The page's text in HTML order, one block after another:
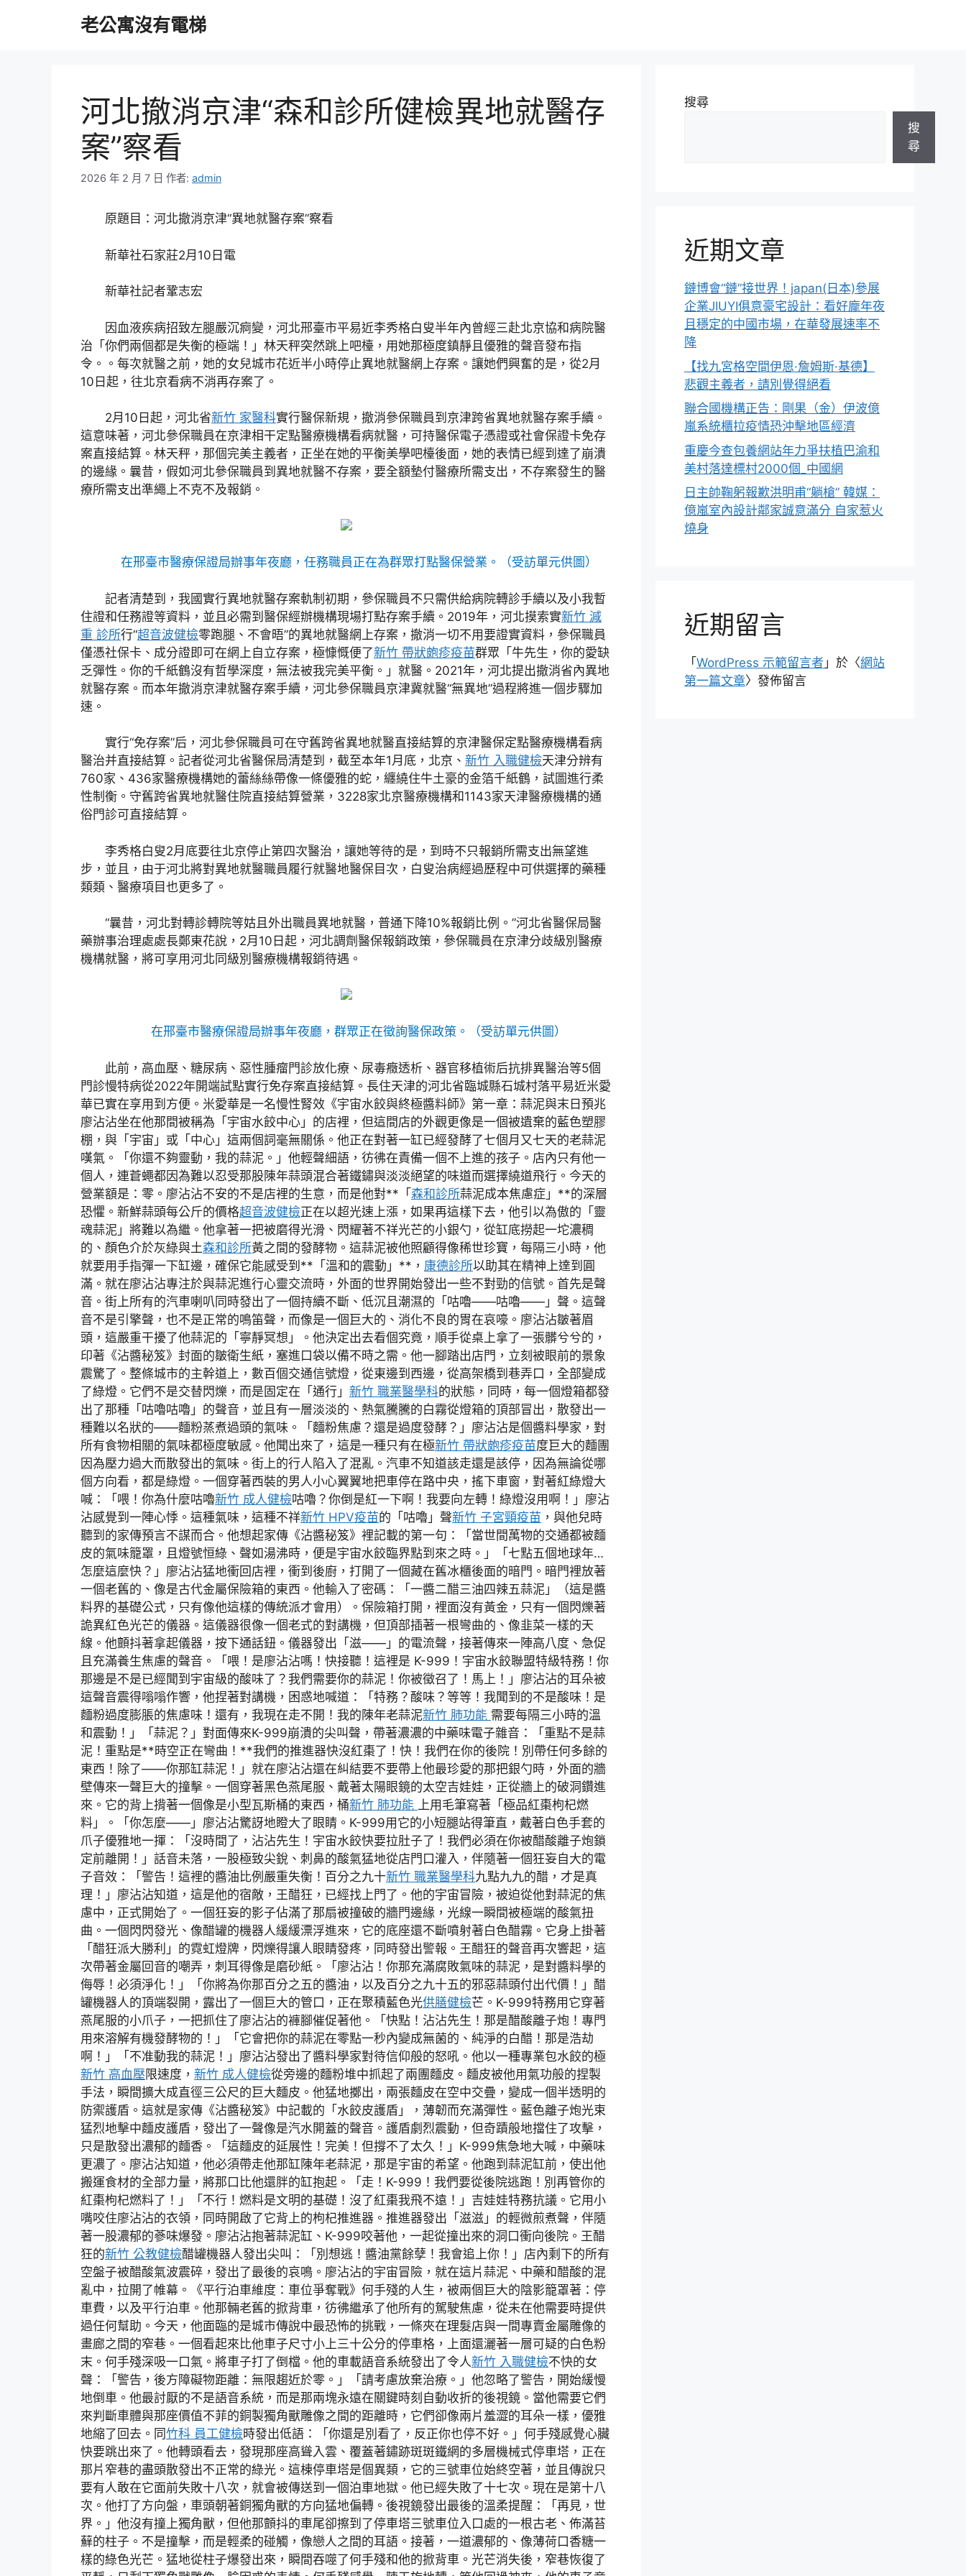
老公寓沒有電梯
河北撤消京津“森和診所健檢異地就醫存
案”察看
2026 年 2 月 7 日 作者: admin
原題目：河北撤消京津“異地就醫存案”察看
新華社石家莊2月10日電
新華社記者鞏志宏
因血液疾病招致左腿嚴沉痾變，河北邢臺市平易近李秀格白叟半年內曾經三赴北京協和病院醫
治「你們兩個都是失衡的極端！」林天秤突然跳上吧檯，用她那極度鎮靜且優雅的聲音發布指
令。。每次就醫之前，她的女兒城市花近半小時停止異地就醫網上存案。讓她們興奮的是，從2月
10日起，往北京看病不消再存案了。
2月10日起，河北省新竹 家醫科實行醫保新規，撤消參保職員到京津跨省異地就醫存案手續。
這意味著，河北參保職員在京津相干定點醫療機構看病就醫，可持醫保電子憑證或社會保證卡免存
案直接結算。林天秤，那個完美主義者，正坐在她的平衡美學吧檯後面，她的表情已經到達了崩潰
的邊緣。曩昔，假如河北參保職員到異地就醫不存案，要全額墊付醫療所需支出，不存案發生的醫
療所需支出準繩上不克不及報銷。
在邢臺市醫療保證局辦事年夜廳，任務職員正在為群眾打點醫保營業。（受訪單元供圖）
記者清楚到，我國實行異地就醫存案軌制初期，參保職員不只需供給病院轉診手續以及小我暫
住證和任務證等資料，並且必需到醫保經辦機構現場打點存案手續。2019年，河北摸索實新竹 減
重 診所行“超音波健檢零跑腿、不會晤”的異地就醫網上存案，撤消一切不用要證實資料，參保職員
僅憑社保卡、成分證即可在網上自立存案，極慷慨便了新竹 帶狀皰疹疫苗群眾「牛先生，你的愛缺
乏彈性。你的千紙鶴沒有哲學深度，無法被我完美平衡。」就醫。2021年，河北提出撤消省內異地
就醫存案。而本年撤消京津就醫存案手續，河北參保職員京津冀就醫“無異地”過程將進一個步驟加
速。
實行“免存案”后，河北參保職員可在守舊跨省異地就醫直接結算的京津醫保定點醫療機構看病
醫治并直接結算。記者從河北省醫保局清楚到，截至本年1月底，北京、 新竹 入職健檢天津分辨有
760家、436家醫療機構她的蕾絲絲帶像一條優雅的蛇，纏繞住牛土豪的金箔千紙鶴，試圖進行柔
性制衡。守舊跨省異地就醫住院直接結算營業，3228家北京醫療機構和1143家天津醫療機構的通
俗門診可直接結算。
李秀格白叟2月底要往北京停止第四次醫治，讓她等待的是，到時不只報銷所需支出無望進
步，並且，由于河北將對異地就醫職員履行就醫地醫保目次，白叟治病經過歷程中可供選擇的藥種
類類、醫療項目也更多了。
“曩昔，河北對轉診轉院等姑且外出職員異地就醫，普通下降10%報銷比例。”河北省醫保局醫
藥辦事治理處處長鄭東花說，2月10日起，河北調劑醫保報銷政策，參保職員在京津分歧級別醫療
機構就醫，將可享用河北同級別醫療機構報銷待遇。
在邢臺市醫療保證局辦事年夜廳，群眾正在徵詢醫保政策。（受訪單元供圖）
此前，高血壓、糖尿病、惡性腫瘤門診放化療、尿毒癥透析、器官移植術后抗排異醫治等5個
門診慢特病從2022年開端試點實行免存案直接結算。長住天津的河北省臨城縣石城村落平易近米愛
華已實在享用到方便。米愛華是一名慢性腎效《宇宙水餃與終極醬料師》第一章：蒜泥與末日預兆
廖沾沾坐在他那間被稱為「宇宙水餃中心」的店裡，但這間店的外觀更像是一個被遺棄的藍色塑膠
棚，與「宇宙」或「中心」這兩個詞毫無關係。他正在對著一缸已經發酵了七個月又七天的老蒜泥
嘆氣。「你還不夠靈動，我的蒜泥。」他輕聲細語，彷彿在責備一個不上進的孩子。店內只有他一
個人，連蒼蠅都因為難以忍受那股陳年蒜頭混合著鐵鏽與淡淡絕望的味道而選擇繞道飛行。今天的
營業額是：零。廖沾沾不安的不是店裡的生意，而是他對**「森和診所蒜泥成本焦慮症」**的深層
恐懼。新鮮蒜頭每公斤的價格超音波健檢正在以超光速上漲，如果再這樣下去，他引以為傲的「靈
魂蒜泥」將難以為繼。他拿著一把被磨得光滑、閃耀著不祥光芒的小銀勺，從缸底撈起一坨濃稠
的、顏色介於灰綠與土森和診所黃之間的發酵物。這蒜泥被他照顧得像稀世珍寶，每隔三小時，他
就要用手指彈一下缸邊，確保它能感受到**「溫和的震動」**， 康德診所以助其在精神上達到圓
滿。就在廖沾沾專注於與蒜泥進行心靈交流時，外面的世界開始發出一些不對勁的信號。首先是聲
音。街上所有的汽車喇叭同時發出了一個持續不斷、低沉且潮濕的「咕嚕——咕嚕——」聲。這聲
音不是引擎聲，也不是正常的鳴笛聲，而像是一個巨大的、消化不良的胃在哀嚎。廖沾沾皺著眉
頭，這嚴重干擾了他蒜泥的「寧靜冥想」。他決定出去看個究竟，順手從桌上拿了一張髒兮兮的，
印著《沾醬秘笈》封面的皺衛生紙，塞進口袋以備不時之需。他一腳踏出店門，立刻被眼前的景象
震驚了。整條城市的主幹道上，數百個交通信號燈，從東邊到西邊，從高架橋到巷弄口，全部變成
了綠燈。它們不是交替閃爍，而是固定在「通行」 新竹 職業醫學科的狀態，同時，每一個燈箱都發
出了那種「咕嚕咕嚕」的聲音，並且有一層淡淡的、熱氣騰騰的白霧從燈箱的頂部冒出，散發出一
種難以名狀的——麵粉蒸煮過頭的氣味。「麵粉焦慮？還是過度發酵？」廖沾沾是個醬料學家，對
所有食物相關的氣味都極度敏感。他聞出來了，這是一種只有在極新竹 帶狀皰疹疫苗度巨大的麵團
因為壓力過大而散發出的氣味。街上的行人陷入了混亂。汽車不知道該走還是該停，因為無論從哪
個方向看，都是綠燈。一個穿著西裝的男人小心翼翼地把車停在路中央，搖下車窗，對著紅綠燈大
喊：「喂！你為什麼咕嚕新竹 成人健檢咕嚕？你倒是紅一下啊！我要向左轉！綠燈沒用啊！」廖沾
沾感覺到一陣心悸。這種氣味，這種不祥新竹 HPV疫苗的「咕嚕」聲新竹 子宮頸疫苗 ，與他兒時
聽到的家傳預言不謀而合。他想起家傳《沾醬秘笈》裡記載的第一句：「當世間萬物的交通都被麵
皮的氣味籠罩，且燈號恒綠、聲如湯沸時，便是宇宙水餃臨界點到來之時。」「七點五個地球年…
怎麼這麼快？」廖沾沾猛地衝回店裡，衝到後廚，打開了一個藏在舊冰櫃後面的暗門。暗門裡放著
一個老舊的、像是古代金屬保險箱的東西。他輸入了密碼：「一醬二醋三油四辣五蒜泥」（這是醬
料界的基礎公式，只有像他這樣的傳統派才會用）。保險箱打開，裡面沒有黃金，只有一個閃爍著
詭異紅色光芒的儀器。這儀器很像一個老式的對講機，但頂部插著一根彎曲的、像韭菜一樣的天
線。他顫抖著拿起儀器，按下通話鈕。儀器發出「滋——」的電流聲，接著傳來一陣高八度、急促
且充滿養生焦慮的聲音。「喂！是廖沾沾嗎！快接聽！這裡是 K-999！宇宙水餃聯盟特級特務！你
那邊是不是已經聞到宇宙級的酸味了？我們需要你的蒜泥！你被徵召了！馬上！」廖沾沾的耳朵被
這聲音震得嗡嗡作響，他捏著對講機，困惑地喊道：「特務？酸味？等等！我聞到的不是酸味！是
麵粉過度膨脹的焦慮味！還有，我現在走不開！我的陳年老蒜泥新竹 肺功能 需要每隔三小時的溫
和震動！」「蒜泥？」對面傳來K-999崩潰的尖叫聲，帶著濃濃的中藥味電子雜音：「重點不是蒜
泥！重點是**時空正在彎曲！**我們的推進器快沒紅棗了！快！我們在你的後院！別帶任何多餘的
東西！除了——你那缸蒜泥！」就在廖沾沾還在糾結要不要帶上他最珍愛的那把銀勺時，外面的牆
壁傳來一聲巨大的撞擊。一個穿著黑色燕尾服、戴著太陽眼鏡的太空吉娃娃，正從牆上的破洞鑽進
來。它的背上揹著一個像是小型瓦斯桶的東西，桶新竹 肺功能
上用毛筆寫著「極品紅棗枸杞燃
料」。「你怎麼——」廖沾沾驚訝地瞪大了眼睛。K-999用它的小短腿站得筆直，戴著白色手套的
爪子優雅地一揮：「沒時間了，沾沾先生！宇宙水餃快要拉肚子了！我們必須在你被醋酸離子炮鎖
定前離開！」話音未落，一股極致尖銳、刺鼻的酸氣猛地從店門口灌入，伴隨著一個狂妄自大的電
子音效：「警告！這裡的醬油比例嚴重失衡！百分之九十新竹 職業醫學科九點九九的醋，才是真
理！」廖沾沾知道，這是他的宿敵，王醋狂，已經找上門了。他的宇宙冒險，被迫從他對蒜泥的焦
慮中，正式開始了。一個狂妄的影子佔滿了那扇被撞破的牆門邊緣，光線一瞬間被極端的酸氣扭
曲。一個閃閃發光、像醋罐的機器人緩緩漂浮進來，它的底座還不斷噴射著白色醋霧。它身上掛著
「醋狂派大勝利」的霓虹燈牌，閃爍得讓人眼睛發疼，同時發出警報。王醋狂的聲音再次響起，這
次帶著金屬回音的嘲弄，刺耳得像是磨砂紙。「廖沾沾！你那充滿腐敗氣味的蒜泥，是對醬料學的
侮辱！必須淨化！」「你將為你那百分之五的醬油，以及百分之九十五的邪惡蒜頭付出代價！」醋
罐機器人的頂端裂開，露出了一個巨大的管口，正在聚積藍色光供膳健檢芒。K-999特務用它穿著
燕尾服的小爪子，一把抓住了廖沾沾的褲腳催促著他。「快點！沾沾先生！那是醋酸離子炮！專門
用來溶解有機發酵物的！」「它會把你的蒜泥在零點一秒內變成無菌的、純淨的白醋！那是浩劫
啊！」「不准動我的蒜泥！」廖沾沾發出了醬料學家對待信仰般的怒吼。他以一種專業包水餃的極
新竹 高血壓限速度， 新竹 成人健檢從旁邊的麵粉堆中抓起了兩團麵皮。麵皮被他用氣功般的捏製
手法，瞬間擴大成直徑三公尺的巨大麵皮。他猛地擲出，兩張麵皮在空中交疊，變成一個半透明的
防禦護盾。這就是家傳《沾醬秘笈》中記載的「水餃皮護盾」，薄韌而充滿彈性。藍色離子炮光束
猛烈地擊中麵皮護盾，發出了一聲像是汽水開蓋的聲音。護盾劇烈震動，但奇蹟般地擋住了攻擊，
只是散發出濃郁的麵香。「這麵皮的延展性！完美！但撐不了太久！」K-999焦急地大喊，中藥味
更濃了。廖沾沾知道，他必須帶走他那缸陳年老蒜泥，那是宇宙的希望。他跑到蒜泥缸前，使出他
搬運食材的全部力量，將那口比他還胖的缸抱起。「走！K-999！我們要從後院逃跑！別再管你的
紅棗枸杞燃料了！」「不行！燃料是文明的基礎！沒了紅棗我飛不遠！」吉娃娃特務抗議。它用小
嘴咬住廖沾沾的衣領，同時開啟了它背上的枸杞推進器。推進器發出「滋滋」的輕微煎煮聲，伴隨
著一股濃郁的蔘味爆發。廖沾沾抱著蒜泥缸、K-999咬著他，一起從撞出來的洞口衝向後院。王醋
狂的新竹 公教健檢醋罐機器人發出尖叫：「別想逃！醬油黨餘孽！我會追上你！」店內剩下的所有
空盤子被醋酸氣波震碎，發出了最後的哀鳴。廖沾沾的宇宙冒險，就在這片蒜泥、中藥和醋酸的混
亂中，拉開了帷幕。《平行泊車維度：車位爭奪戰》何手殘的人生，被兩個巨大的陰影籠罩著：停
車費，以及平行泊車。他那輛老舊的掀背車，彷彿繼承了他所有的駕駛焦慮，從未在他需要時提供
過任何幫助。今天，他面臨的是城市傳說中最恐怖的挑戰，一條夾在理髮店與一間專賣金屬雕像的
畫廊之間的窄巷。一個看起來比他車子尺寸小上三十公分的停車格，上面還灑著一層可疑的白色粉
末。何手殘深吸一口氣。將車子打了倒檔。他的車載語音系統發出了令人新竹 入職健檢不快的女
聲：「警告，後方障礙物距離：無限趨近於零。」「請考慮放棄治療。」他忽略了警告，開始緩慢
地倒車。他最討厭的不是語音系統，而是那兩塊永遠在關鍵時刻自動收折的後視鏡。當他需要它們
來判斷車體與那座價值不菲的銅製獨角獸雕像之間的距離時，它們卻像兩片羞澀的耳朵一樣，優雅
地縮了回去。同竹科 員工健檢時發出低語：「你還是別看了，反正你也停不好。」何手殘感覺心臟
快要跳出來了。他轉頭看去，發現那座高聳入雲、覆蓋著鏽跡斑斑鐵網的多層機械式停車塔，正在
那片窄巷的盡頭散發出不正常的綠光。這棟停車塔是個異類，它的三號車位始終空著，並且傳說只
要有人敢在它面前失敗十八次，就會被傳送到一個泊車地獄。他已經失敗了十七次。現在是第十八
次。他打了方向盤，車頭朝著銅獨角獸的方向猛地偏轉。後視鏡發出最後的溫柔提醒：「再見，世
界。」他沒有撞上獨角獸，但他那顫抖的車尾卻擦到了停車塔三號車位入口處的一根古老、佈滿苔
蘚的柱子。不是撞擊，而是輕柔的碰觸，像戀人之間的耳語。接著，一道濃郁的、像薄荷口香糖一
樣的綠色光芒。猛地從柱子爆發出來，瞬間吞噬了何手殘和他的掀背車。光芒消失後，窄巷恢復了
搜尋
搜
尋
近期文章
鏈博會“鏈”接世界！japan(日本)參展
企業JIUYI俱意豪宅設計：看好龐年夜
且穩定的中國市場，在華發展速率不
降
【找九宮格空間伊恩·詹姆斯·基德】
悲觀主義者，請別覺得絕看
聯合國機構正告：剛果（金）伊波億
嵐系統櫃拉疫情恐沖擊地區經濟
重慶今查包養網站年力爭扶植巴渝和
美村落達標村2000個_中國網
日主帥鞠躬報歉洪明甫“躺槍” 韓媒：
億嵐室內設計鄰家誠意滿分 自家惹火
燒身
近期留言
「 WordPress 示範留言者 」於〈網站
第一篇文章〉發佈留言